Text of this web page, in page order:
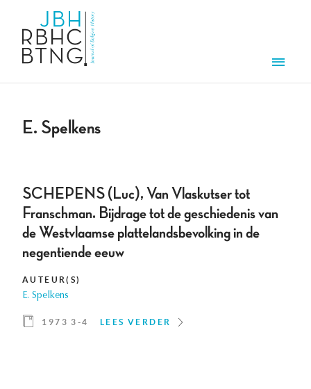
E. Spelkens
SCHEPENS (Luc), Van Vlaskutser tot
Franschman. Bijdrage tot de geschiedenis van
de Westvlaamse plattelandsbevolking in de
negentiende eeuw
AUTEUR(S)
E. Spelkens
1973 3-4 LEES VERDER